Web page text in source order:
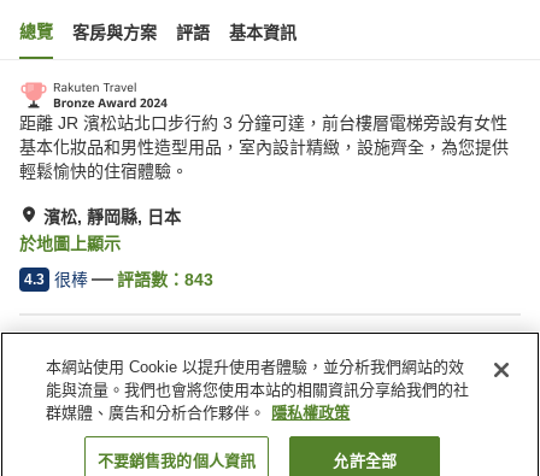
總覽 客房與方案 評語 基本資訊
距離 JR 濱松站北口步行約 3 分鐘可達，前台樓層電梯旁設有女性
基本化妝品和男性造型用品，室內設計精緻，設施齊全，為您提供
輕鬆愉快的住宿體驗。
濱松, 靜岡縣, 日本
於地圖上顯示
4.3 很棒 評語數： 843
停車場
Spa／美容沙龍
餐廳
自動販賣機
日本 靜岡縣 濱松 濱松大和 Roynet 飯店
找客房
本網站使用 Cookie 以提升使用者體驗，並分析我們網站的效
能與流量。我們也會將您使用本站的相關資訊分享給我們的社
群媒體、廣告和分析合作夥伴。
隱私權政策
不要銷售我的個人資訊 允許全部